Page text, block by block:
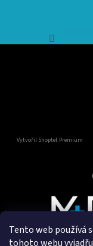
Tento web používá
tohoto webu
Vytvořil Shoptet Premium
Copyright